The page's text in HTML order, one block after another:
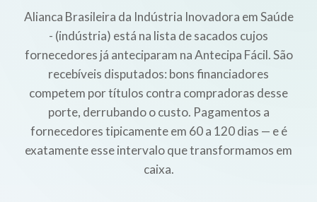
Alianca Brasileira da Indústria Inovadora em Saúde
- (indústria) está na lista de sacados cujos
fornecedores já anteciparam na Antecipa Fácil. São
recebíveis disputados: bons financiadores
competem por títulos contra compradoras desse
porte, derrubando o custo. Pagamentos a
fornecedores tipicamente em 60 a 120 dias — e é
exatamente esse intervalo que transformamos em
caixa.